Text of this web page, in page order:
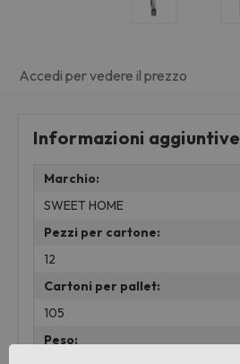
Accedi per vedere il prezzo
Informazioni aggiuntive
Marchio:
SWEET HOME
Pezzi per cartone:
12
Cartoni per pallet:
105
Peso: